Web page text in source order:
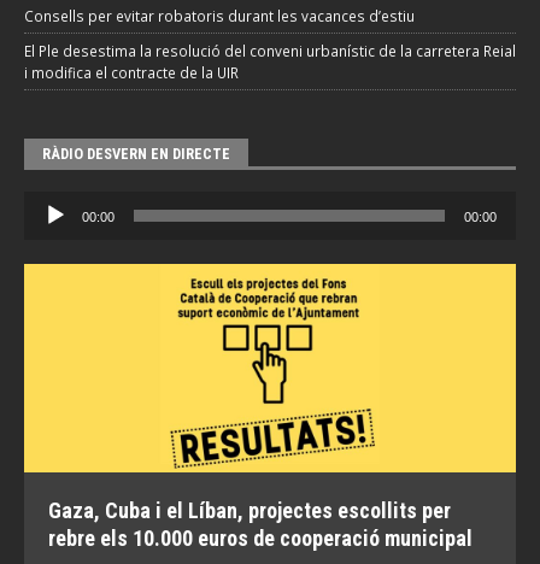
Consells per evitar robatoris durant les vacances d’estiu
El Ple desestima la resolució del conveni urbanístic de la carretera Reial
i modifica el contracte de la UIR
RÀDIO DESVERN EN DIRECTE
Reproductor
d'àudio
00:00 00:00
Gaza, Cuba i el Líban, projectes escollits per
rebre els 10.000 euros de cooperació municipal